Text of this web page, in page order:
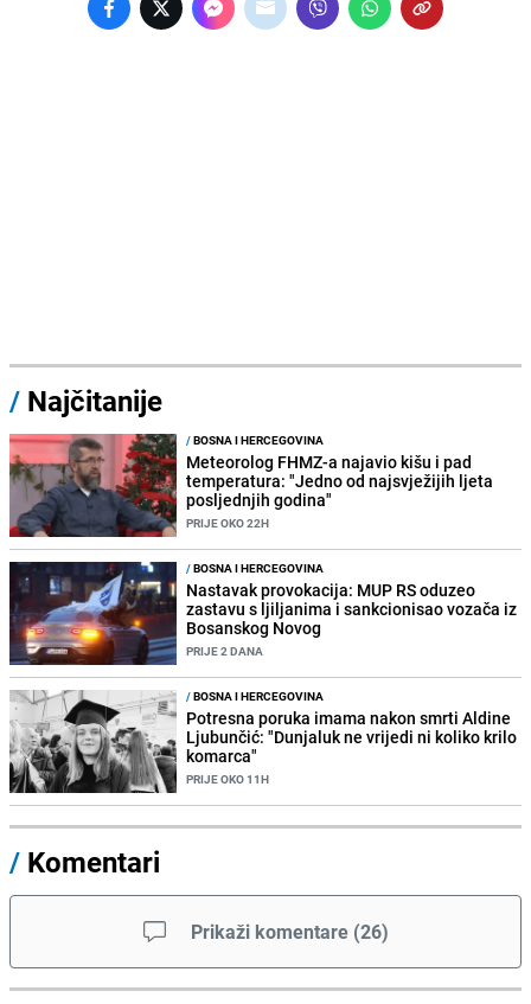
/ Najčitanije
/BOSNA I HERCEGOVINA
Meteorolog FHMZ-a najavio kišu i pad
temperatura: "Jedno od najsvježijih ljeta
posljednjih godina"
PRIJE OKO 22H
/BOSNA I HERCEGOVINA
Nastavak provokacija: MUP RS oduzeo
zastavu s ljiljanima i sankcionisao vozača iz
Bosanskog Novog
PRIJE 2 DANA
/BOSNA I HERCEGOVINA
Potresna poruka imama nakon smrti Aldine
Ljubunčić: "Dunjaluk ne vrijedi ni koliko krilo
komarca"
PRIJE OKO 11H
/ Komentari
Prikaži komentare (26)